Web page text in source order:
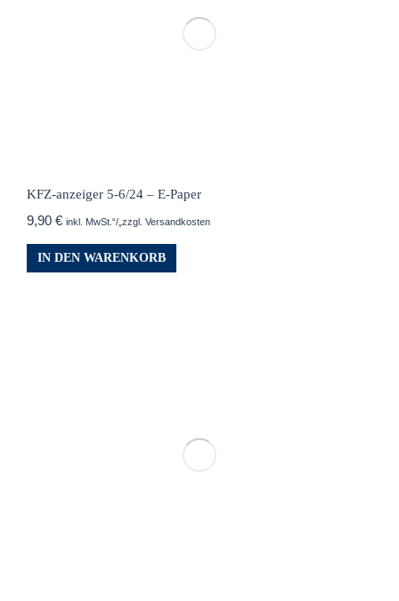
KFZ-anzeiger 5-6/24 – E-Paper
9,90 € inkl. MwSt.“/„zzgl. Versandkosten
IN DEN WARENKORB